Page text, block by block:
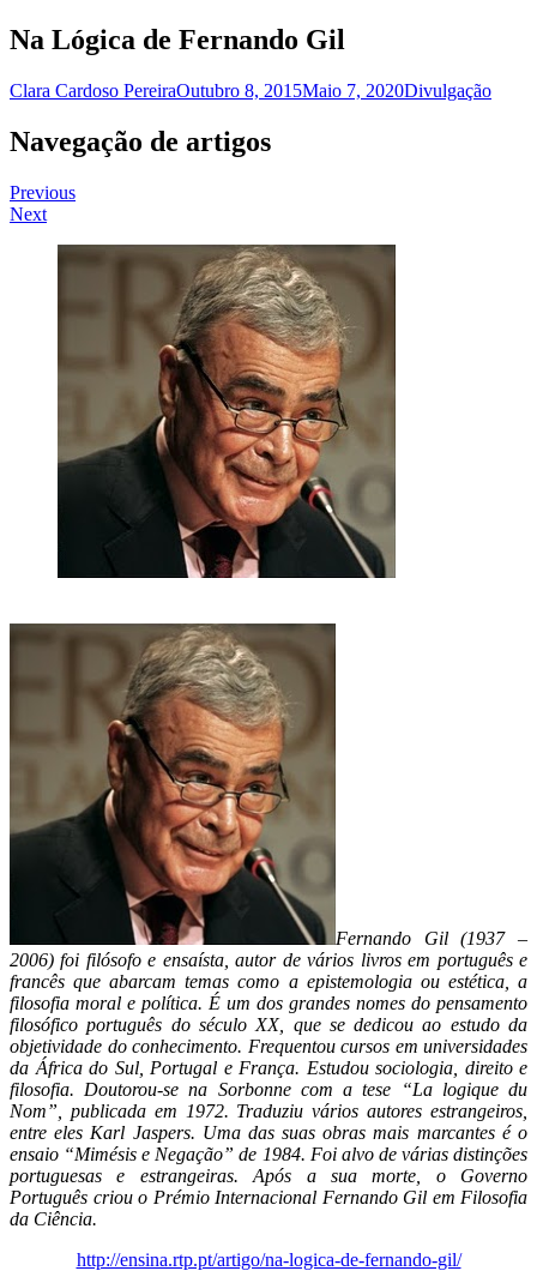
Na Lógica de Fernando Gil
Clara Cardoso PereiraOutubro 8, 2015Maio 7, 2020Divulgação
Navegação de artigos
Previous
Next
Fernando Gil (1937 –
2006) foi filósofo e ensaísta, autor de vários livros em português e
francês que abarcam temas como a epistemologia ou estética, a
filosofia moral e política. É um dos grandes nomes do pensamento
filosófico português do século XX, que se dedicou ao estudo da
objetividade do conhecimento. Frequentou cursos em universidades
da África do Sul, Portugal e França. Estudou sociologia, direito e
filosofia. Doutorou-se na Sorbonne com a tese “La logique du
Nom”, publicada em 1972. Traduziu vários autores estrangeiros,
entre eles Karl Jaspers. Uma das suas obras mais marcantes é o
ensaio “Mimésis e Negação” de 1984. Foi alvo de várias distinções
portuguesas e estrangeiras.Após a sua morte, o Governo
Português criou o Prémio Internacional Fernando Gil em Filosofia
da Ciência.
http://ensina.rtp.pt/artigo/na-logica-de-fernando-gil/